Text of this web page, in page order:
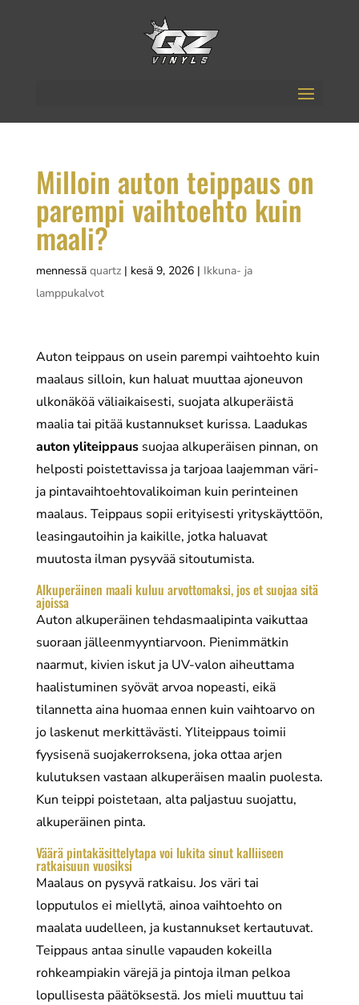
Milloin auton teippaus on
parempi vaihtoehto kuin
maali?
mennessä quartz| kesä 9, 2026| Ikkuna- ja
lamppukalvot
Auton teippaus on usein parempi vaihtoehto kuin
maalaus silloin, kun haluat muuttaa ajoneuvon
ulkonäköä väliaikaisesti, suojata alkuperäistä
maalia tai pitää kustannukset kurissa. Laadukas
auton yliteippaussuojaa alkuperäisen pinnan, on
helposti poistettavissa ja tarjoaa laajemman väri-
ja pintavaihtoehtovalikoiman kuin perinteinen
maalaus. Teippaus sopii erityisesti yrityskäyttöön,
leasingautoihin ja kaikille, jotka haluavat
muutosta ilman pysyvää sitoutumista.
Alkuperäinen maali kuluu arvottomaksi, jos et suojaa sitä
ajoissa
Auton alkuperäinen tehdasmaalipinta vaikuttaa
suoraan jälleenmyyntiarvoon. Pienimmätkin
naarmut, kivien iskut ja UV-valon aiheuttama
haalistuminen syövät arvoa nopeasti, eikä
tilannetta aina huomaa ennen kuin vaihtoarvo on
jo laskenut merkittävästi. Yliteippaus toimii
fyysisenä suojakerroksena, joka ottaa arjen
kulutuksen vastaan alkuperäisen maalin puolesta.
Kun teippi poistetaan, alta paljastuu suojattu,
alkuperäinen pinta.
Väärä pintakäsittelytapa voi lukita sinut kalliiseen
ratkaisuun vuosiksi
Maalaus on pysyvä ratkaisu. Jos väri tai
lopputulos ei miellytä, ainoa vaihtoehto on
maalata uudelleen, ja kustannukset kertautuvat.
Teippaus antaa sinulle vapauden kokeilla
rohkeampiakin värejä ja pintoja ilman pelkoa
lopullisesta päätöksestä. Jos mieli muuttuu tai